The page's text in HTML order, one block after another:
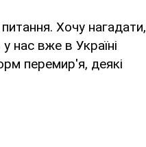
Хочу нагадати,
нас вже в Україні
перемир'я, деякі